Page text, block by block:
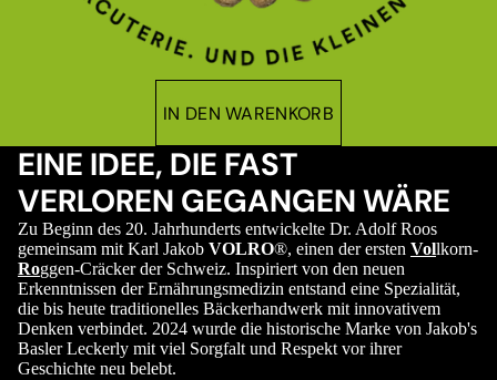
IN DEN WARENKORB
EINE IDEE, DIE FAST
VERLOREN GEGANGEN WÄRE
Zu Beginn des 20. Jahrhunderts entwickelte Dr. Adolf Roos
gemeinsam mit Karl Jakob VOLRO®, einen der ersten Vollkorn-
Roggen-Cräcker der Schweiz. Inspiriert von den neuen
Erkenntnissen der Ernährungsmedizin entstand eine Spezialität,
die bis heute traditionelles Bäckerhandwerk mit innovativem
Denken verbindet. 2024 wurde die historische Marke von Jakob's
Basler Leckerly mit viel Sorgfalt und Respekt vor ihrer
Geschichte neu belebt.